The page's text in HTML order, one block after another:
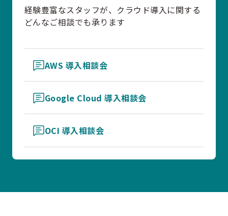
経験豊富なスタッフが、クラウド導入に関する
どんなご相談でも承ります
AWS 導入相談会
Google Cloud 導入相談会
OCI 導入相談会